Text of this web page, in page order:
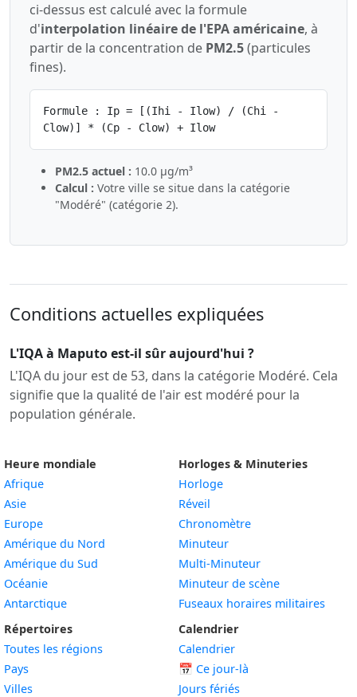
ci-dessus est calculé avec la formule
d'interpolation linéaire de l'EPA américaine, à
partir de la concentration de PM2.5(particules
fines).
Formule : Ip = [(Ihi - Ilow) / (Chi -
Clow)] * (Cp - Clow) + Ilow
PM2.5 actuel : 10.0 µg/m³
Calcul : Votre ville se situe dans la catégorie
"Modéré" (catégorie 2).
Conditions actuelles expliquées
L'IQA à Maputo est-il sûr aujourd'hui ?
L'IQA du jour est de 53, dans la catégorie Modéré. Cela
signifie que la qualité de l'air est modéré pour la
population générale.
Heure mondiale
Afrique
Asie
Europe
Amérique du Nord
Amérique du Sud
Océanie
Antarctique
Répertoires
Toutes les régions
Pays
Villes
Horloges & Minuteries
Horloge
Réveil
Chronomètre
Minuteur
Multi-Minuteur
Minuteur de scène
Fuseaux horaires militaires
Calendrier
Calendrier
📅 Ce jour-là
Jours fériés